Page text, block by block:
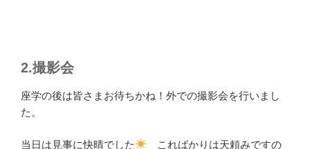
2.撮影会
座学の後は皆さまお待ちかね！外での撮影会を行いまし
た。
当日は見事に快晴でした
こればかりは天頼みですの